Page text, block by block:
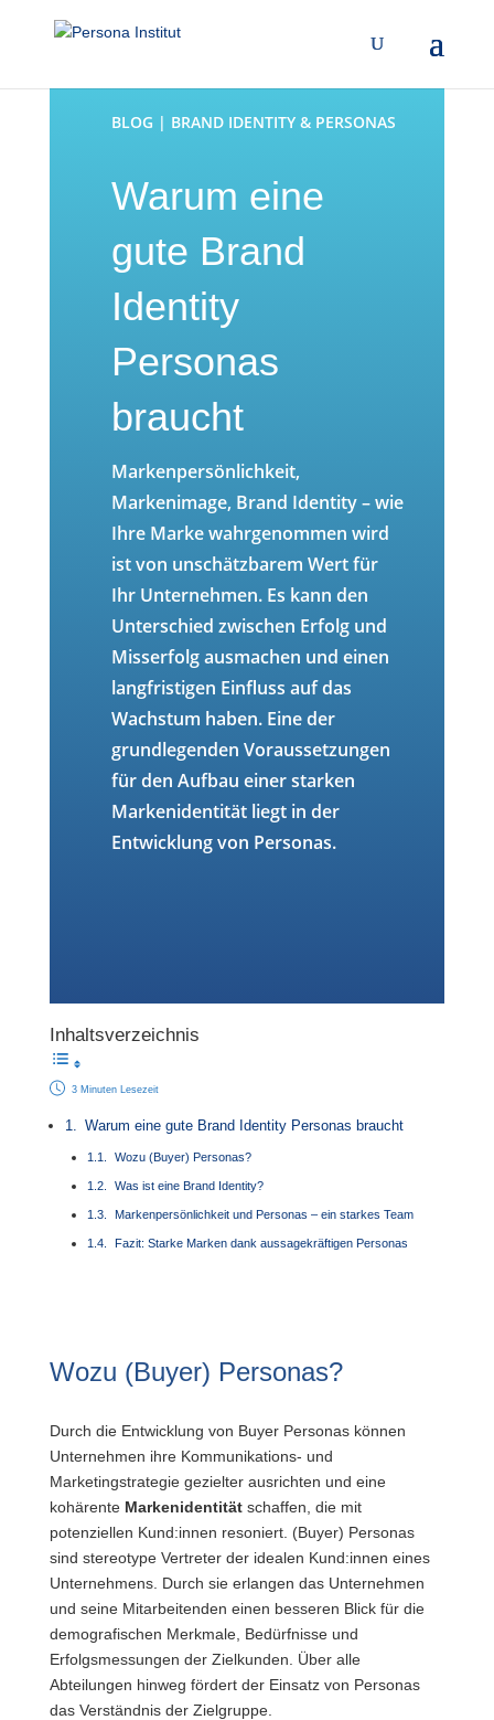
BLOG | BRAND IDENTITY & PERSONAS
Warum eine
gute Brand
Identity
Personas
braucht
Markenpersönlichkeit,
Markenimage, Brand Identity – wie
Ihre Marke wahrgenommen wird
ist von unschätzbarem Wert für
Ihr Unternehmen. Es kann den
Unterschied zwischen Erfolg und
Misserfolg ausmachen und einen
langfristigen Einfluss auf das
Wachstum haben. Eine der
grundlegenden Voraussetzungen
für den Aufbau einer starken
Markenidentität liegt in der
Entwicklung von Personas.
Inhaltsverzeichnis
3 Minuten Lesezeit
Warum eine gute Brand Identity Personas braucht
Wozu (Buyer) Personas?
Was ist eine Brand Identity?
Markenpersönlichkeit und Personas – ein starkes Team
Fazit: Starke Marken dank aussagekräftigen Personas
Wozu (Buyer) Personas?
Durch die Entwicklung von Buyer Personas können
Unternehmen ihre Kommunikations- und
Marketingstrategie gezielter ausrichten und eine
kohärente Markenidentitätschaffen, die mit
potenziellen Kund:innen resoniert. (Buyer) Personas
sind stereotype Vertreter der idealen Kund:innen eines
Unternehmens. Durch sie erlangen das Unternehmen
und seine Mitarbeitenden einen besseren Blick für die
demografischen Merkmale, Bedürfnisse und
Erfolgsmessungen der Zielkunden. Über alle
Abteilungen hinweg fördert der Einsatz von Personas
das Verständnis der Zielgruppe.